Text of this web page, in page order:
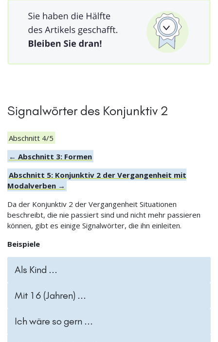
Signalwörter des Konjunktiv 2
Abschnitt 4/5
← Abschnitt 3: Formen
Abschnitt 5: Konjunktiv 2 der Vergangenheit mit
Modalverben →
Da der Konjunktiv 2 der Vergangenheit Situationen
beschreibt, die nie passiert sind und nicht mehr passieren
können, gibt es einige Signalwörter, die ihn einleiten.
Beispiele
Als Kind ...
Mit 16 (Jahren) ...
Ich wäre so gern ...